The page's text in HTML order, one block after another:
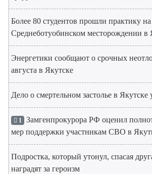
Более 80 студентов прошли практику на
Среднеботуобинском месторождении в
Энергетики сообщают о срочных
августа в Якутске
Дело о смертельном застолье в Якутске
1 Замгенпрокурора РФ оценил
мер поддержки участникам СВО в
Подростка, который утонул, спасая
наградят за героизм